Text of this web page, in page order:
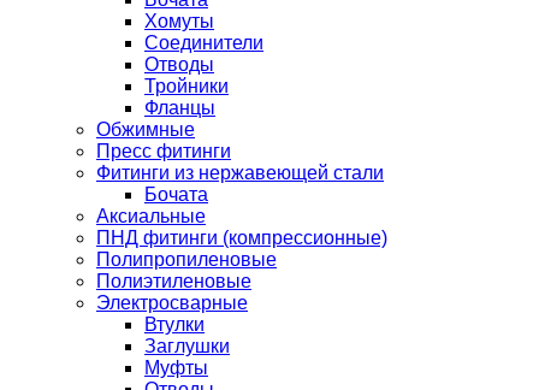
Хомуты
Соединители
Отводы
Тройники
Фланцы
Обжимные
Пресс фитинги
Фитинги из нержавеющей стали
Бочата
Аксиальные
ПНД фитинги (компрессионные)
Полипропиленовые
Полиэтиленовые
Электросварные
Втулки
Заглушки
Муфты